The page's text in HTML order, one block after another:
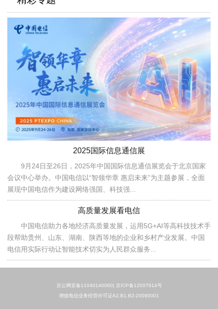
2025国际信息通信展
9月24日至26日，2025年中国国际信息通信展览会于北京国家
会议中心举办。中国电信以“智领华章 惠启未来”为主题参展，全面
展现中国电信作为建设网络强国、科技强...
高质量发展看电信
中国电信助力各地经济高质量发展，运用5G+AI等高科技技术手
段帮助贵州、山东、湖南、陕西等地的企业和乡村产业发展。中国
电信用实际行动让智能技术切实为人民群众服务...
京公网安备11040140060| 京ICP备12007914号
增值电信业务经营许可证A2.B1.B2-20090001